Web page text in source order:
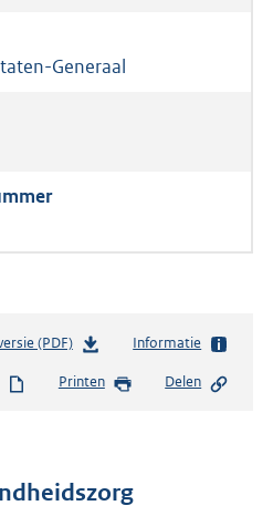
Generaal
(PDF)b
s
d
s
Informatie
Printen Delen